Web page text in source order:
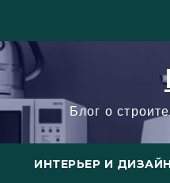
Блог о
ИНТЕРЬЕР И ДИЗАЙН